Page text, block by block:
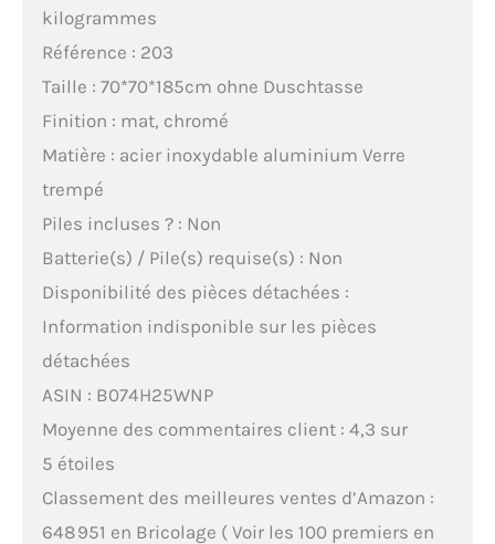
kilogrammes
Référence : 203
Taille : 70*70*185cm ohne Duschtasse
Finition : mat, chromé
Matière : acier inoxydable aluminium Verre
trempé
Piles incluses ? : Non
Batterie(s) / Pile(s) requise(s) : Non
Disponibilité des pièces détachées :
Information indisponible sur les pièces
détachées
ASIN : B074H25WNP
Moyenne des commentaires client : 4,3 sur
5 étoiles
Classement des meilleures ventes d’Amazon :
648 951 en Bricolage ( Voir les 100 premiers en